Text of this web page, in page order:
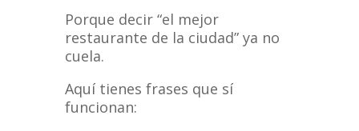
Porque decir “el mejor
restaurante de la ciudad” ya no
cuela.
Aquí tienes frases que sí
funcionan: